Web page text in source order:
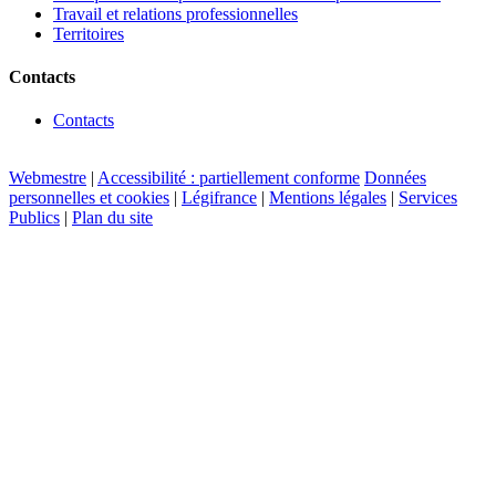
Travail et relations professionnelles
Territoires
Contacts
Contacts
Webmestre | Accessibilité : partiellement conforme Données
personnelles et cookies | Légifrance | Mentions légales | Services
Publics | Plan du site